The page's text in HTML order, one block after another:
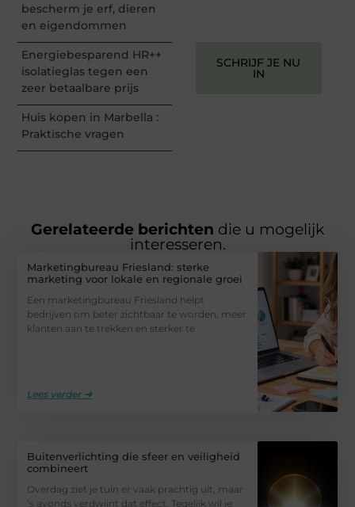
bescherm je erf, dieren
en eigendommen
Energiebesparend HR++
isolatieglas tegen een
zeer betaalbare prijs
Huis kopen in Marbella :
Praktische vragen
SCHRIJF JE NU
IN
Gerelateerde berichten die u mogelijk
interesseren.
Marketingbureau Friesland: sterke
marketing voor lokale en regionale groei
Een marketingbureau Friesland helpt
bedrijven om beter zichtbaar te worden, meer
klanten aan te trekken en sterker te
Lees verder ➜
Buitenverlichting die sfeer en veiligheid
combineert
Overdag ziet je tuin er vaak prachtig uit, maar
’s avonds verdwijnt dat effect. Tegelijk wil je